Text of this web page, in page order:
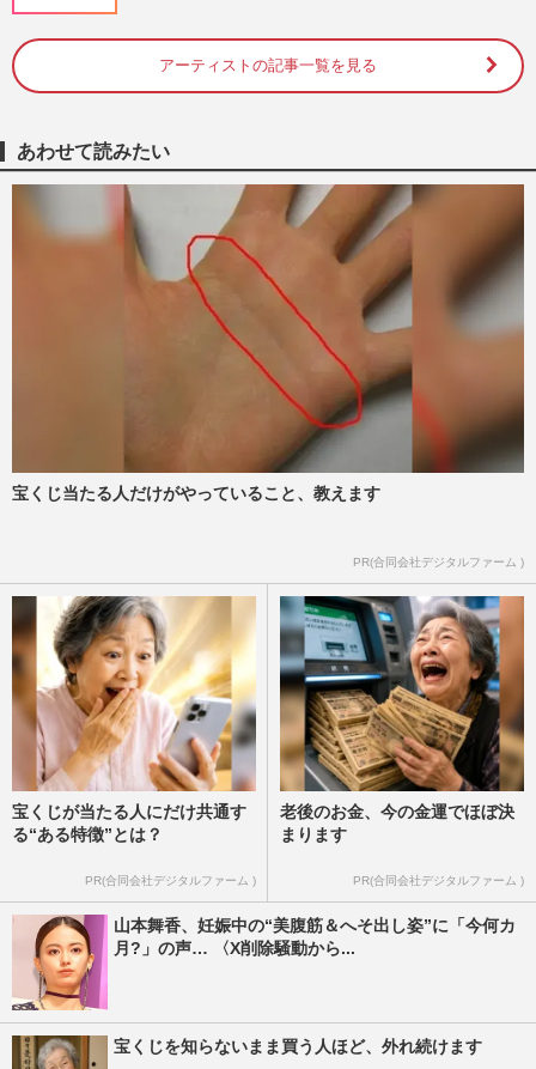
Hiro、実父・森進一の“仙人生活”を告白
「何作ったらいいの…」草食動物のような
週刊女性PRIME
上沼恵美子「“金だけ出せ”は下品」森昌子
の「孫の面倒は見ない」に「お年玉200万
円ならあげる」で“嫁姑…
週刊女性PRIME 2024/11/14
山本舞香「知識ないのに」『ABEMAラリ
ージャパン』応援サポーター就任にイチャ
モン、求められるヤンキーか…
2024/11/2
森昌子 子どもを番号呼びでスパルタ教
アーティストの記事一覧を見る
あわせて読みたい
宝くじ当たる人だけがやっていること、教えます
PR(合同会社デジタルファーム )
宝くじが当たる人にだけ共通す
る“ある特徴”とは？
PR(合同会社デジタルファーム )
老後のお金、今の金運でほぼ決
まります
PR(合同会社デジタルファーム )
山本舞香、妊娠中の“美腹筋＆へそ出し姿”に「今何カ
月?」の声… 〈X削除騒動から...
宝くじを知らないまま買う人ほど、外れ続けます